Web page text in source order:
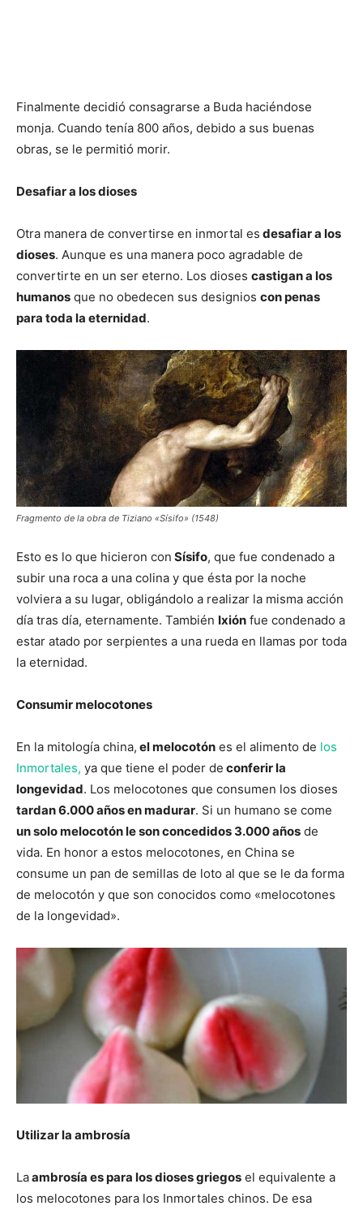
Finalmente decidió consagrarse a Buda haciéndose
monja. Cuando tenía 800 años, debido a sus buenas
obras, se le permitió morir.
Desafiar a los dioses
Otra manera de convertirse en inmortal es desafiar a los
dioses. Aunque es una manera poco agradable de
convertirte en un ser eterno. Los dioses castigan a los
humanos que no obedecen sus designios con penas
para toda la eternidad.
Fragmento de la obra de Tiziano «Sísifo» (1548)
Esto es lo que hicieron con Sísifo, que fue condenado a
subir una roca a una colina y que ésta por la noche
volviera a su lugar, obligándolo a realizar la misma acción
día tras día, eternamente. También Ixión fue condenado a
estar atado por serpientes a una rueda en llamas por toda
la eternidad.
Consumir melocotones
En la mitología china, el melocotón es el alimento de los
Inmortales, ya que tiene el poder de conferir la
longevidad. Los melocotones que consumen los dioses
tardan 6.000 años en madurar. Si un humano se come
un solo melocotón le son concedidos 3.000 años de
vida. En honor a estos melocotones, en China se
consume un pan de semillas de loto al que se le da forma
de melocotón y que son conocidos como «melocotones
de la longevidad».
Utilizar la ambrosía
Laambrosía es para los dioses griegos el equivalente a
los melocotones para los Inmortales chinos. De esa